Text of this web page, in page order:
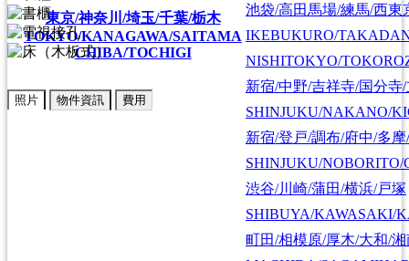
東京/神奈川/埼玉/千葉/栃木
TOKYO/KANAGAWA/SAITAMA
CHIBA/TOCHIGI
池袋/高田馬場/練馬/西東
IKEBUKURO/
NISHITOKYO/
新宿/中野/吉祥寺/国分寺
SHINJUKU/NAKANO/
新宿/登戸/調布/府中/多
SHINJUKU/
渋谷/川崎/蒲田/横浜/戸塚
SHIBUYA/KAWASAKI/
町田/相模原/厚木/大和/湘
照片 物件資訊 費用